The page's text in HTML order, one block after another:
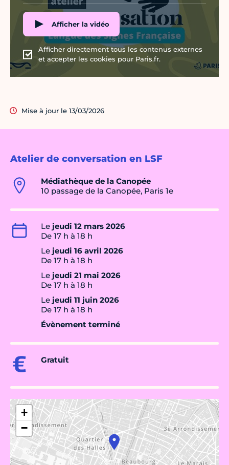
Atelier de conversation en LSF
Médiathèque de la Canopée
10 passage de la Canopée, Paris 1e
Le jeudi 12 mars 2026
De 17 h à 18 h
Le jeudi 16 avril 2026
De 17 h à 18 h
Le jeudi 21 mai 2026
De 17 h à 18 h
Le jeudi 11 juin 2026
De 17 h à 18 h
Évènement terminé
Gratuit
+
−
Afficher la vidéo
Afficher directement tous les contenus externes
et accepter les cookies pour Paris.fr.
Mise à jour le 13/03/2026